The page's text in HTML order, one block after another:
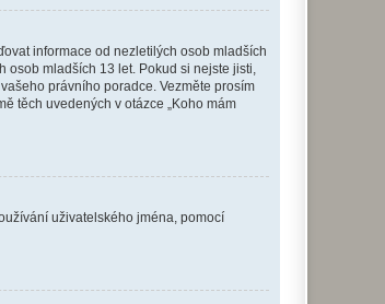
informace od nezletilých osob mladších
mladších 13 let. Pokud si nejste jisti,
právního poradce. Vezměte prosím
těch uvedených v otázce „Koho mám
uživatelského jména, pomocí